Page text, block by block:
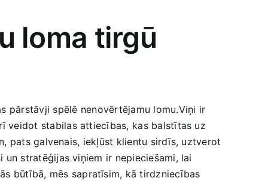
loma tirgū
⁣pārstāvji spēlē⁢ nenovērtējamu lomu.Viņi ir
veidot‌ stabilas attiecības,⁢ kas balstītas‌ uz
pats​ galvenais, iekļūst klientu sirdīs, uztverot
stratēģijas viņiem ir nepieciešami, lai
būtībā, mēs sapratīsim, kā tirdzniecības